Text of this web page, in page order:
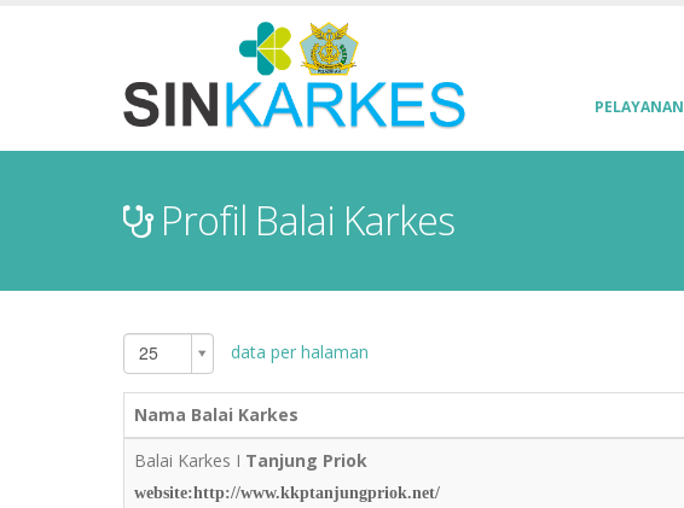
PELAYANAN
Profil Balai Karkes
25 data per halaman
Nama Balai Karkes
Balai Karkes I Tanjung Priok
website:http://www.kkptanjungpriok.net/